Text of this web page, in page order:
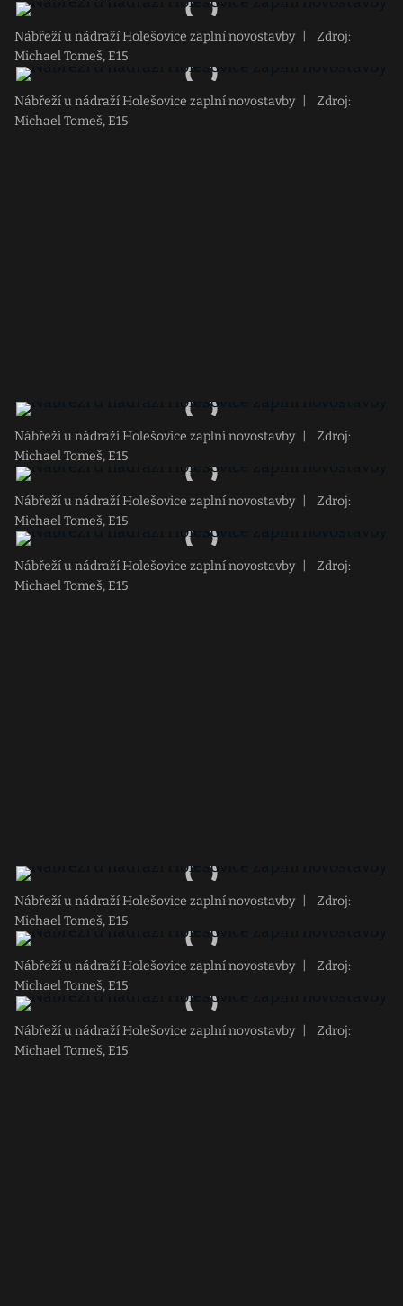
Nábřeží u nádraží Holešovice zaplní novostavby
Zdroj:
Michael Tomeš, E15
Nábřeží u nádraží Holešovice zaplní novostavby
Zdroj:
Michael Tomeš, E15
Nábřeží u nádraží Holešovice zaplní novostavby
Zdroj:
Michael Tomeš, E15
Nábřeží u nádraží Holešovice zaplní novostavby
Zdroj:
Michael Tomeš, E15
Nábřeží u nádraží Holešovice zaplní novostavby
Zdroj:
Michael Tomeš, E15
Nábřeží u nádraží Holešovice zaplní novostavby
Zdroj:
Michael Tomeš, E15
Nábřeží u nádraží Holešovice zaplní novostavby
Zdroj:
Michael Tomeš, E15
Nábřeží u nádraží Holešovice zaplní novostavby
Zdroj:
Michael Tomeš, E15